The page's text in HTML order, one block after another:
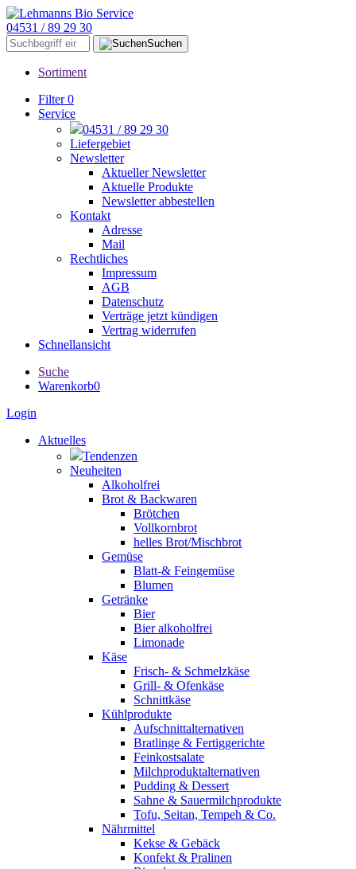
04531 / 89 29 30
Suchen
Sortiment
Filter 0
Service
04531 / 89 29 30
Liefergebiet
Newsletter
Aktueller Newsletter
Aktuelle Produkte
Newsletter abbestellen
Kontakt
Adresse
Mail
Rechtliches
Impressum
AGB
Datenschutz
Verträge jetzt kündigen
Vertrag widerrufen
Schnellansicht
Suche
Warenkorb0
Login
Aktuelles
Tendenzen
Neuheiten
Alkoholfrei
Brot & Backwaren
Brötchen
Vollkornbrot
helles Brot/Mischbrot
Gemüse
Blatt-& Feingemüse
Blumen
Getränke
Bier
Bier alkoholfrei
Limonade
Käse
Frisch- & Schmelzkäse
Grill- & Ofenkäse
Schnittkäse
Kühlprodukte
Aufschnittalternativen
Bratlinge & Fertiggerichte
Feinkostsalate
Milchproduktalternativen
Pudding & Dessert
Sahne & Sauermilchprodukte
Tofu, Seitan, Tempeh & Co.
Nährmittel
Kekse & Gebäck
Konfekt & Pralinen